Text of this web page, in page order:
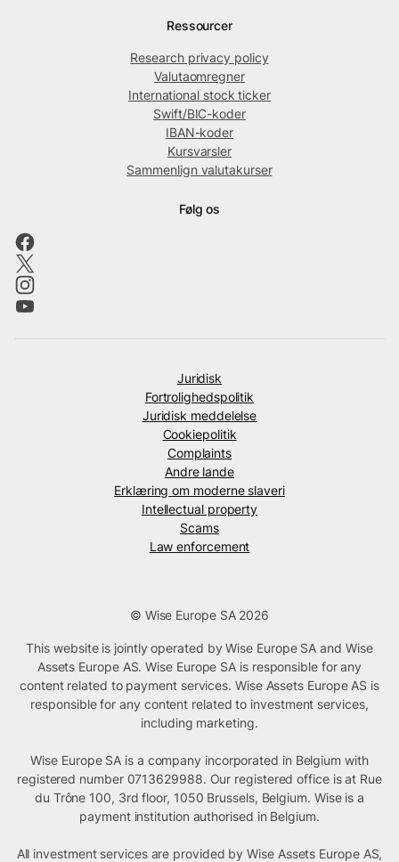
Ressourcer
Research privacy policy
Valutaomregner
International stock ticker
Swift/BIC-koder
IBAN-koder
Kursvarsler
Sammenlign valutakurser
Følg os
Juridisk
Fortrolighedspolitik
Juridisk meddelelse
Cookiepolitik
Complaints
Andre lande
Erklæring om moderne slaveri
Intellectual property
Scams
Law enforcement
© Wise Europe SA 2026
This website is jointly operated by Wise Europe SA and Wise
Assets Europe AS. Wise Europe SA is responsible for any
content related to payment services. Wise Assets Europe AS is
responsible for any content related to investment services,
including marketing.
Wise Europe SA is a company incorporated in Belgium with
registered number 0713629988. Our registered office is at Rue
du Trône 100, 3rd floor, 1050 Brussels, Belgium. Wise is a
payment institution authorised in Belgium.
All investment services are provided by Wise Assets Europe AS,